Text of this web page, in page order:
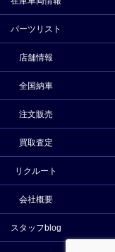
パーツリスト
店舗情報
全国納車
注文販売
買取査定
リクルート
会社概要
スタッフblog